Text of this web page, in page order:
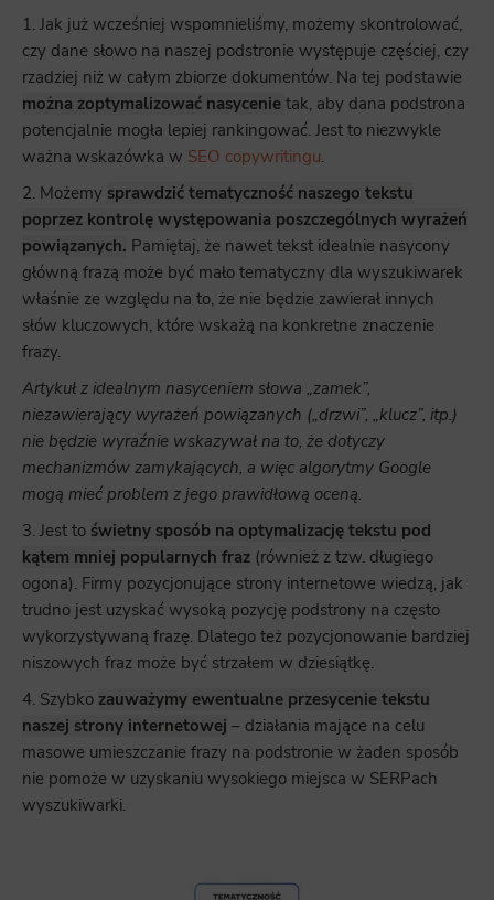
habits and demographic criteria. Also, third-party files that, in conjunction with files installed while browsing other
websites, profile the user, providing him or her with the marketing, advertising and retargeting content deemed most
appropriate.
1. Jak już wcześniej wspomnieliśmy, możemy skontrolować,
czy dane słowo na naszej podstronie występuje częściej, czy
rzadziej niż w całym zbiorze dokumentów. Na tej podstawie
można zoptymalizować nasycenie tak, aby dana podstrona
potencjalnie mogła lepiej rankingować. Jest to niezwykle
ważna wskazówka w SEO copywritingu.
2. Możemy sprawdzić tematyczność naszego tekstu
poprzez kontrolę występowania poszczególnych wyrażeń
powiązanych. Pamiętaj, że nawet tekst idealnie nasycony
główną frazą może być mało tematyczny dla wyszukiwarek
właśnie ze względu na to, że nie będzie zawierał innych
słów kluczowych, które wskażą na konkretne znaczenie
frazy.
Artykuł z idealnym nasyceniem słowa „zamek”,
niezawierający wyrażeń powiązanych („drzwi”, „klucz”, itp.)
nie będzie wyraźnie wskazywał na to, że dotyczy
mechanizmów zamykających, a więc algorytmy Google
mogą mieć problem z jego prawidłową oceną.
3. Jest to świetny sposób na optymalizację tekstu pod
kątem mniej popularnych fraz (również z tzw. długiego
ogona). Firmy pozycjonujące strony internetowe wiedzą, jak
trudno jest uzyskać wysoką pozycję podstrony na często
wykorzystywaną frazę. Dlatego też pozycjonowanie bardziej
niszowych fraz może być strzałem w dziesiątkę.
4. Szybko zauważymy ewentualne przesycenie tekstu
naszej strony internetowej – działania mające na celu
masowe umieszczanie frazy na podstronie w żaden sposób
nie pomoże w uzyskaniu wysokiego miejsca w SERPach
wyszukiwarki.